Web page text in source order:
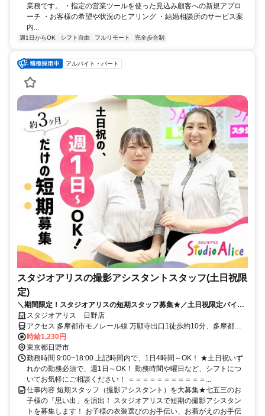
業務です。 ・指定の営業ツールを使った見込み顧客への新規アプロ
ーチ ・お客様の希望や状況のヒアリング ・結婚相談所のサービス案
内...
週1日からOK シフト自由 フルリモート 完全歩合制
アルバイト・パート
スタジオアリスの撮影アシスタントスタッフ(土日祝限
定)
＼期間限定！スタジオアリスの短期スタッフ募集★／土日祝限定バイト
◎週1日、1日4h～OK！
スタジオアリス 日野店
アクセス 多摩都市モノレール線 万願寺出口1徒歩約10分、多摩都市
モノレール線 甲州街道徒歩約15分、京王線 高幡不動北口徒歩約16分
多摩モノレール 万願寺駅より徒歩10分 ※国道20号バイパス沿い、日
野税務署斜め向かい
時給1,230円
東京都日野市
勤務時間 9:00~18:00 上記時間内で、1日4時間～OK！ ★土日祝いず
れかの勤務必須で、週1日～OK！ 勤務時間や曜日など、シフトにつ
いてお気軽にご相談ください！ ＝＝＝＝＝＝＝＝＝＝＝...
仕事内容 短期スタッフ（撮影アシスタント）を大募集★七五三のお
子様の「思い出」を演出！ スタジオアリスで短期の撮影アシスタン
トを募集します！ お子様の衣装選びのお手伝い、お着がえのお手伝